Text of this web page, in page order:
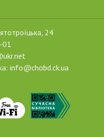
24
01
info@chobd.ck.ua